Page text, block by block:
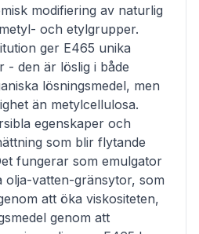
modifiering av naturlig
och etylgrupper.
ger E465 unika
- den är löslig i både
lösningsmedel, men
än metylcellulosa.
egenskaper och
som blir flytande
fungerar som emulgator
olja-vatten-gränsytor, som
att öka viskositeten,
genom att